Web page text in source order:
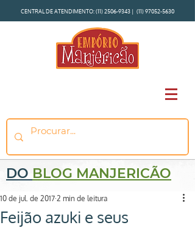
CENTRAL DE ATENDIMENTO:(11) 2506-9343 | (11) 97052-5630
DO BLOG MANJERICÃO
Feijão azuki e seus
10 de jul. de 2017 2 min de leitura